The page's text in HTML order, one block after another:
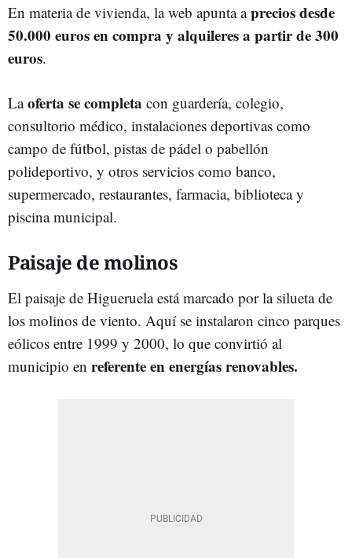
En materia de vivienda, la web apunta aprecios desde
50.000 euros en compra y alquileres a partir de 300
euros.
Laoferta se completa con guardería, colegio,
consultorio médico, instalaciones deportivas como
campo de fútbol, pistas de pádel o pabellón
polideportivo, y otros servicios como banco,
supermercado, restaurantes, farmacia, biblioteca y
piscina municipal.
Paisaje de molinos
El paisaje de Higueruela está marcado por la silueta de
los molinos de viento. Aquí se instalaron cinco parques
eólicos entre 1999 y 2000, lo que convirtió al
municipio en referente en energías renovables.